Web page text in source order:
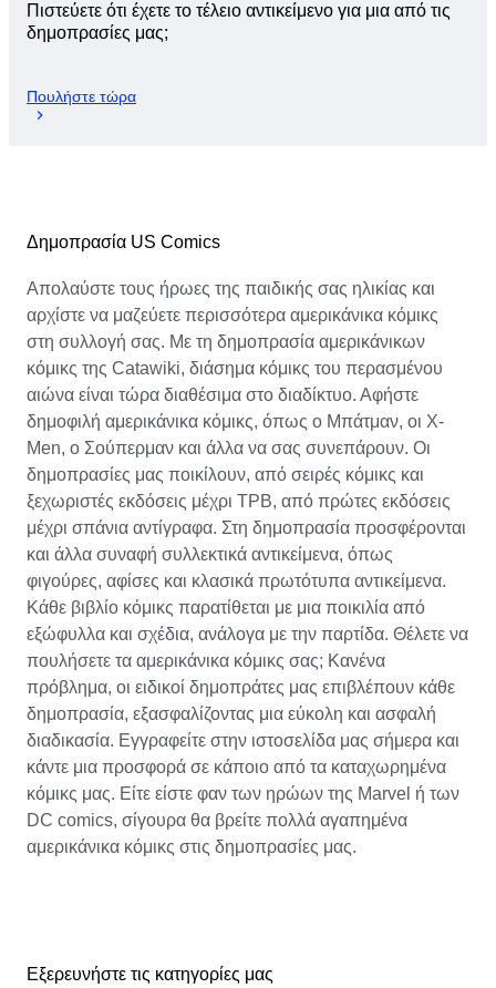
Πιστεύετε ότι έχετε το τέλειο αντικείμενο για μια από τις
δημοπρασίες μας;
Πουλήστε τώρα
Δημοπρασία US Comics
Απολαύστε τους ήρωες της παιδικής σας ηλικίας και
αρχίστε να μαζεύετε περισσότερα αμερικάνικα κόμικς
στη συλλογή σας. Με τη δημοπρασία αμερικάνικων
κόμικς της Catawiki, διάσημα κόμικς του περασμένου
αιώνα είναι τώρα διαθέσιμα στο διαδίκτυο. Αφήστε
δημοφιλή αμερικάνικα κόμικς, όπως ο Μπάτμαν, οι X-
Men, ο Σούπερμαν και άλλα να σας συνεπάρουν. Οι
δημοπρασίες μας ποικίλουν, από σειρές κόμικς και
ξεχωριστές εκδόσεις μέχρι TPB, από πρώτες εκδόσεις
μέχρι σπάνια αντίγραφα. Στη δημοπρασία προσφέρονται
και άλλα συναφή συλλεκτικά αντικείμενα, όπως
φιγούρες, αφίσες και κλασικά πρωτότυπα αντικείμενα.
Κάθε βιβλίο κόμικς παρατίθεται με μια ποικιλία από
εξώφυλλα και σχέδια, ανάλογα με την παρτίδα. Θέλετε να
πουλήσετε τα αμερικάνικα κόμικς σας; Κανένα
πρόβλημα, οι ειδικοί δημοπράτες μας επιβλέπουν κάθε
δημοπρασία, εξασφαλίζοντας μια εύκολη και ασφαλή
διαδικασία. Εγγραφείτε στην ιστοσελίδα μας σήμερα και
κάντε μια προσφορά σε κάποιο από τα καταχωρημένα
κόμικς μας. Είτε είστε φαν των ηρώων της Marvel ή των
DC comics, σίγουρα θα βρείτε πολλά αγαπημένα
αμερικάνικα κόμικς στις δημοπρασίες μας.
Εξερευνήστε τις κατηγορίες μας